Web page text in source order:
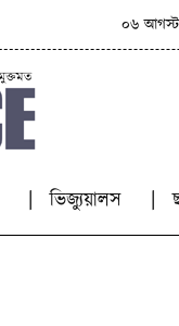
অন্য সিটি০৬
ভিজ্যুয়ালস